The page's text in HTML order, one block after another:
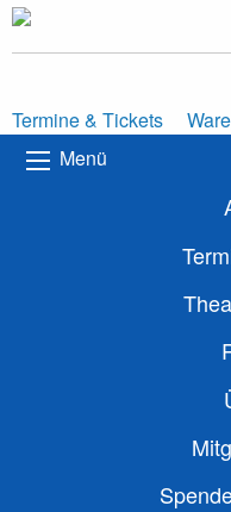
Termine & Tickets
Menü